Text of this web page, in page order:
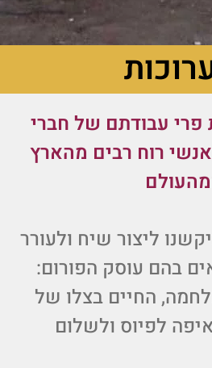
פרי עבודתם של חברי
רוח רבים מהארץ
ליצור שיח ולעורר
בהם עוסק הפורום:
החיים בצלו של
לפיוס ולשלום